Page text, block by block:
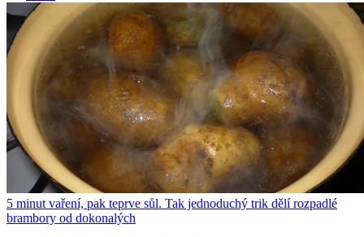
5 minut vaření, pak teprve sůl. Tak jednoduchý trik dělí rozpadlé
brambory od dokonalých